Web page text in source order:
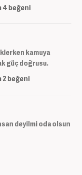
4 beğeni
kamuya
güç doğrusu.
2beğeni
deyilmi oda olsun